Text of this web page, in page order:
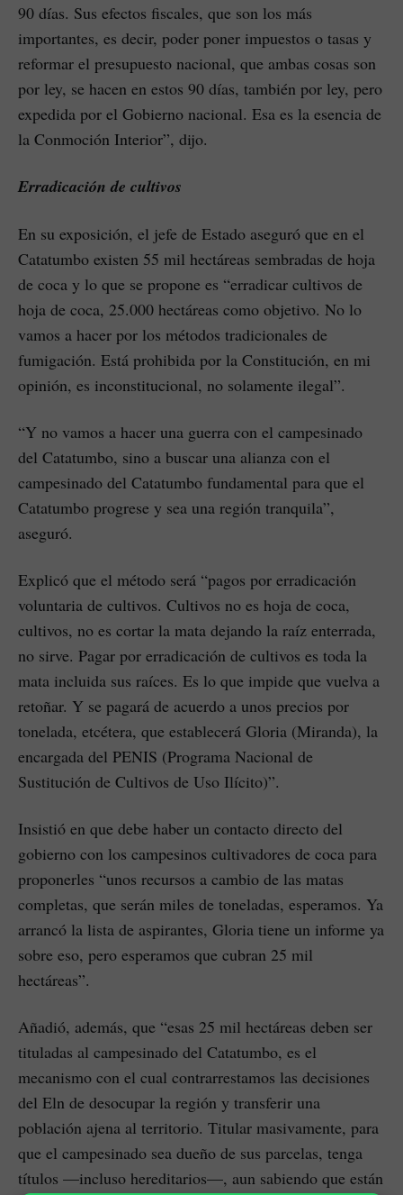
90 días. Sus efectos fiscales, que son los más
importantes, es decir, poder poner impuestos o tasas y
reformar el presupuesto nacional, que ambas cosas son
por ley, se hacen en estos 90 días, también por ley, pero
expedida por el Gobierno nacional. Esa es la esencia de
la Conmoción Interior”, dijo.
Erradicación de cultivos
En su exposición, el jefe de Estado aseguró que en el
Catatumbo existen 55 mil hectáreas sembradas de hoja
de coca y lo que se propone es “erradicar cultivos de
hoja de coca, 25.000 hectáreas como objetivo. No lo
vamos a hacer por los métodos tradicionales de
fumigación. Está prohibida por la Constitución, en mi
opinión, es inconstitucional, no solamente ilegal”.
“Y no vamos a hacer una guerra con el campesinado
del Catatumbo, sino a buscar una alianza con el
campesinado del Catatumbo fundamental para que el
Catatumbo progrese y sea una región tranquila”,
aseguró.
Explicó que el método será “pagos por erradicación
voluntaria de cultivos. Cultivos no es hoja de coca,
cultivos, no es cortar la mata dejando la raíz enterrada,
no sirve. Pagar por erradicación de cultivos es toda la
mata incluida sus raíces. Es lo que impide que vuelva a
retoñar. Y se pagará de acuerdo a unos precios por
tonelada, etcétera, que establecerá Gloria (Miranda), la
encargada del PENIS (Programa Nacional de
Sustitución de Cultivos de Uso Ilícito)”.
Insistió en que debe haber un contacto directo del
gobierno con los campesinos cultivadores de coca para
proponerles “unos recursos a cambio de las matas
completas, que serán miles de toneladas, esperamos. Ya
arrancó la lista de aspirantes, Gloria tiene un informe ya
sobre eso, pero esperamos que cubran 25 mil
hectáreas”.
Añadió, además, que “esas 25 mil hectáreas deben ser
tituladas al campesinado del Catatumbo, es el
mecanismo con el cual contrarrestamos las decisiones
del Eln de desocupar la región y transferir una
población ajena al territorio. Titular masivamente, para
que el campesinado sea dueño de sus parcelas, tenga
títulos —incluso hereditarios—, aun sabiendo que están